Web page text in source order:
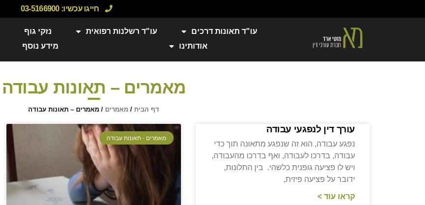
חייגו עכשיו:03-5166900
עו"ד תאונות דרכים עו"ד רשלנות רפואית נזקי גוף
אודותינו
מידע נוסף
מאמרים – תאונות עבודה
דף הבית / מאמרים / מאמרים – תאונות עבודה
עורך דין לנפגעי עבודה
נפגע עבודה, הוא זה שנפגע מתאונה תוך כדי
עבודה, בדרכו לעבודה, ואף בדרכו מהעבודה,
ויש לו פציעה גופנית כלשהי. בין התלונות,
ידובר על פציעה פיזית,
קראו עוד >
מאמרים - תאונות עבודה